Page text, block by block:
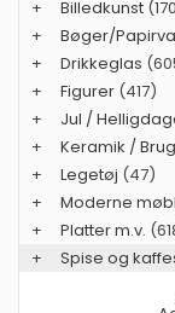
+
Billedkunst
+
Bøger/
+
Drikkeglas
+
Figurer (417)
+
Jul /
+
Keramik /
+
Legetøj (47)
+
Moderne
+
Platter m.v.
+
Spise og